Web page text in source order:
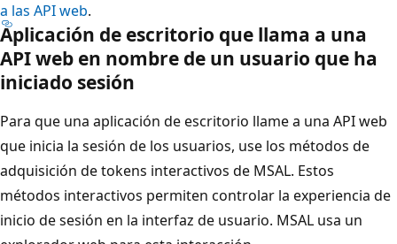
a las API web.
Aplicación de escritorio que llama a una
API web en nombre de un usuario que ha
iniciado sesión
Para que una aplicación de escritorio llame a una API web
que inicia la sesión de los usuarios, use los métodos de
adquisición de tokens interactivos de MSAL. Estos
métodos interactivos permiten controlar la experiencia de
inicio de sesión en la interfaz de usuario. MSAL usa un